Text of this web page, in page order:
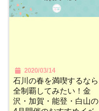
2020/03/14
石川の春を満喫するなら
全制覇してみたい！金
沢・加賀・能登・白山の